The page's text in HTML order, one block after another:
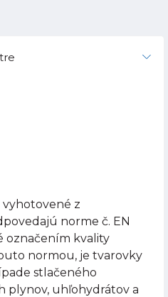
vyhotovené z
norme č. EN
označením kvality
normou, je tvarovky
stlačeného
plynov, uhľohydrátov a